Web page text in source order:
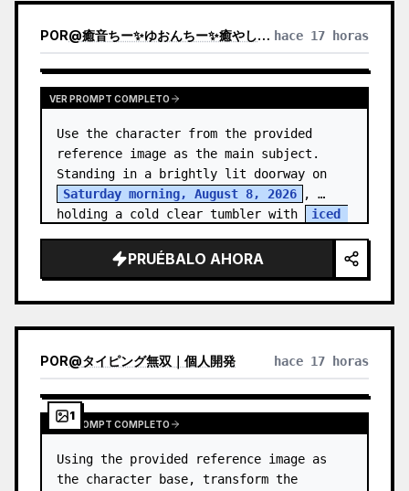
POR@癒音ちー✨ゆおんちー✨癒やし声ASMRとAI hace 17 horas
VER PROMPT COMPLETO
Use the character from the provided
reference image as the main subject.
Saturday morning, August 8, 2026
,
holding a cold clear tumbler with
iced
PRUÉBALO AHORA
POR@タイピング無双｜個人開発 hace 17 horas
1
VER PROMPT COMPLETO
Using the provided reference image as
the character base, transform the